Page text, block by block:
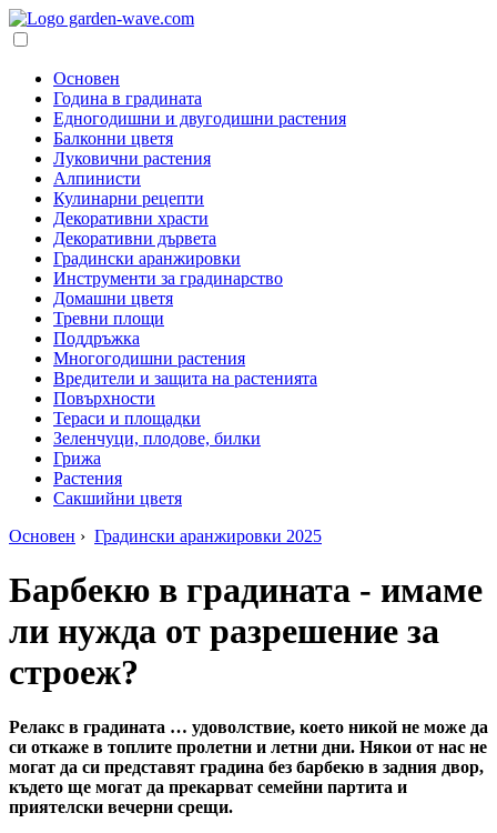
Основен
Година в градината
Едногодишни и двугодишни растения
Балконни цветя
Луковични растения
Алпинисти
Кулинарни рецепти
Декоративни храсти
Декоративни дървета
Градински аранжировки
Инструменти за градинарство
Домашни цветя
Тревни площи
Поддръжка
Многогодишни растения
Вредители и защита на растенията
Повърхности
Тераси и площадки
Зеленчуци, плодове, билки
Грижа
Растения
Сакшийни цветя
Основен › Градински аранжировки 2025
Барбекю в градината - имаме
ли нужда от разрешение за
строеж?
Релакс в градината … удоволствие, което никой не може да
си откаже в топлите пролетни и летни дни. Някои от нас не
могат да си представят градина без барбекю в задния двор,
където ще могат да прекарват семейни партита и
приятелски вечерни срещи.